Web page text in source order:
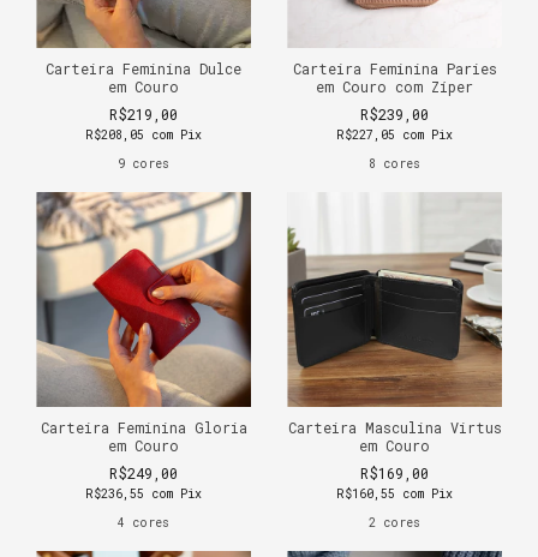
Carteira Feminina Dulce
em Couro
R$219,00
R$208,05 com
Pix
9 cores
Carteira Feminina Paries
em Couro com Zíper
R$239,00
R$227,05 com
Pix
8 cores
Carteira Feminina Gloria
em Couro
R$249,00
R$236,55 com
Pix
4 cores
Carteira Masculina Virtus
em Couro
R$169,00
R$160,55 com
Pix
2 cores